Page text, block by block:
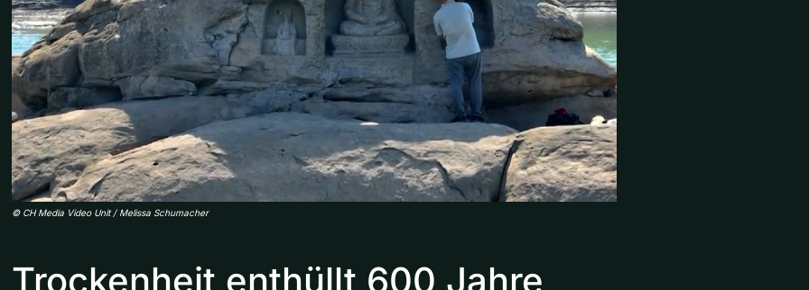
© CH Media Video Unit / Melissa Schumacher
Trockenheit enthüllt 600 Jahre